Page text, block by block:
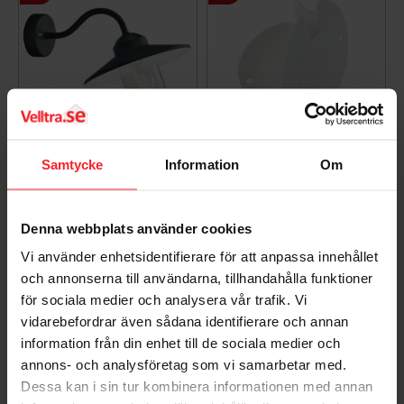
Samtycke Information Om
Denna webbplats använder cookies
Vi använder enhetsidentifierare för att anpassa innehållet
och annonserna till användarna, tillhandahålla funktioner
för sociala medier och analysera vår trafik. Vi
vidarebefordrar även sådana identifierare och annan
information från din enhet till de sociala medier och
annons- och analysföretag som vi samarbetar med.
Dessa kan i sin tur kombinera informationen med annan
Vægarmatur Stalykta
Karlstad, Sort, E27,
7042892300069
729DKK
Gem som favorit
Hjørnebeslag Hvid,
Gem